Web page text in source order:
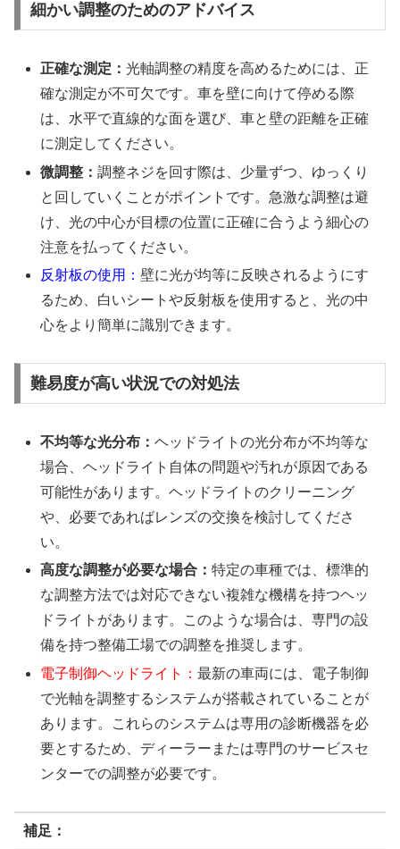
細かい調整のためのアドバイス
正確な測定：光軸調整の精度を高めるためには、正
確な測定が不可欠です。車を壁に向けて停める際
は、水平で直線的な面を選び、車と壁の距離を正確
に測定してください。
微調整：調整ネジを回す際は、少量ずつ、ゆっくり
と回していくことがポイントです。急激な調整は避
け、光の中心が目標の位置に正確に合うよう細心の
注意を払ってください。
反射板の使用：壁に光が均等に反映されるようにす
るため、白いシートや反射板を使用すると、光の中
心をより簡単に識別できます。
難易度が高い状況での対処法
不均等な光分布：ヘッドライトの光分布が不均等な
場合、ヘッドライト自体の問題や汚れが原因である
可能性があります。ヘッドライトのクリーニング
や、必要であればレンズの交換を検討してくださ
い。
高度な調整が必要な場合：特定の車種では、標準的
な調整方法では対応できない複雑な機構を持つヘッ
ドライトがあります。このような場合は、専門の設
備を持つ整備工場での調整を推奨します。
電子制御ヘッドライト：最新の車両には、電子制御
で光軸を調整するシステムが搭載されていることが
あります。これらのシステムは専用の診断機器を必
要とするため、ディーラーまたは専門のサービスセ
ンターでの調整が必要です。
補足：